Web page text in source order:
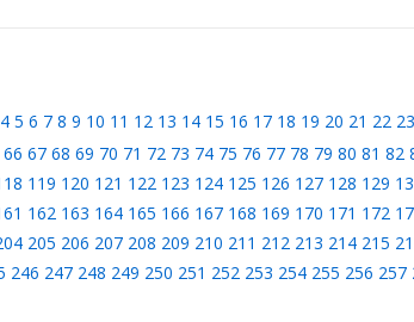
4 5 6 7 8 9 10 11 12 13 14 15 16 17 18 19 20 21 22 23
66 67 68 69 70 71 72 73 74 75 76 77 78 79 80 81 82
119 120 121 122 123 124 125 126 127 128 129
162 163 164 165 166 167 168 169 170 171 172
205 206 207 208 209 210 211 212 213 214 215
246 247 248 249 250 251 252 253 254 255 256 257